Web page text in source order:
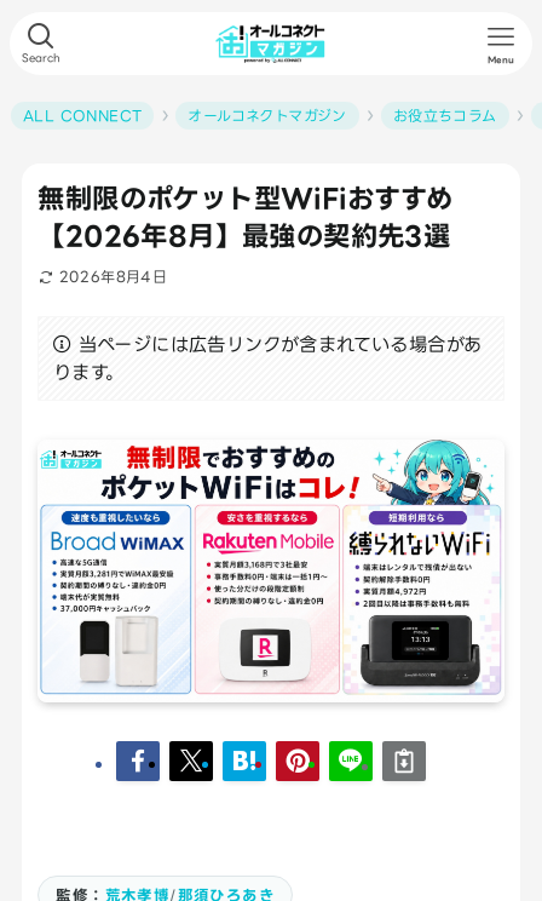
Search Menu
ALL CONNECT オールコネクトマガジン お役立ちコラム
無制限のポケット型WiFiおすすめ
【2026年8月】最強の契約先3選
2026年8月4日
当ページには広告リンクが含まれている場合があ
ります。
監修： 荒木孝博/那須ひろあき